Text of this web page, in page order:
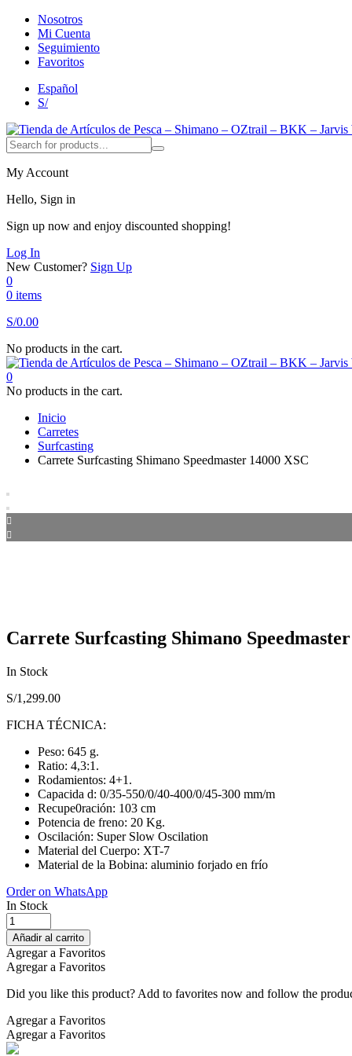
Nosotros
Mi Cuenta
Seguimiento
Favoritos
Español
S/
My Account
Hello, Sign in
Sign up now and enjoy discounted shopping!
Log In
New Customer? Sign Up
0
0 items
S/0.00
No products in the cart.
0
No products in the cart.
Inicio
Carretes
Surfcasting
Carrete Surfcasting Shimano Speedmaster 14000 XSC
Carrete Surfcasting Shimano
In Stock
S/1,299.00
FICHA TÉCNICA:
Peso: 645 g.
Ratio: 4,3:1.
Rodamientos: 4+1.
Capacida d: 0/35-550/0/40-400/0/45-300 mm/m
Recupe0ración: 103 cm
Potencia de freno: 20 Kg.
Oscilación: Super Slow Oscilation
Material del Cuerpo: XT-7
Material de la Bobina: aluminio forjado en frío
Order on WhatsApp
In Stock
Carrete
Surfcasting
Shimano
Speedmaster
14000
XSC
quantity
Añadir al carrito
Agregar a Favoritos
Agregar a Favoritos
Did you like this product? Add to favorites now and follow the
Agregar a Favoritos
Agregar a Favoritos